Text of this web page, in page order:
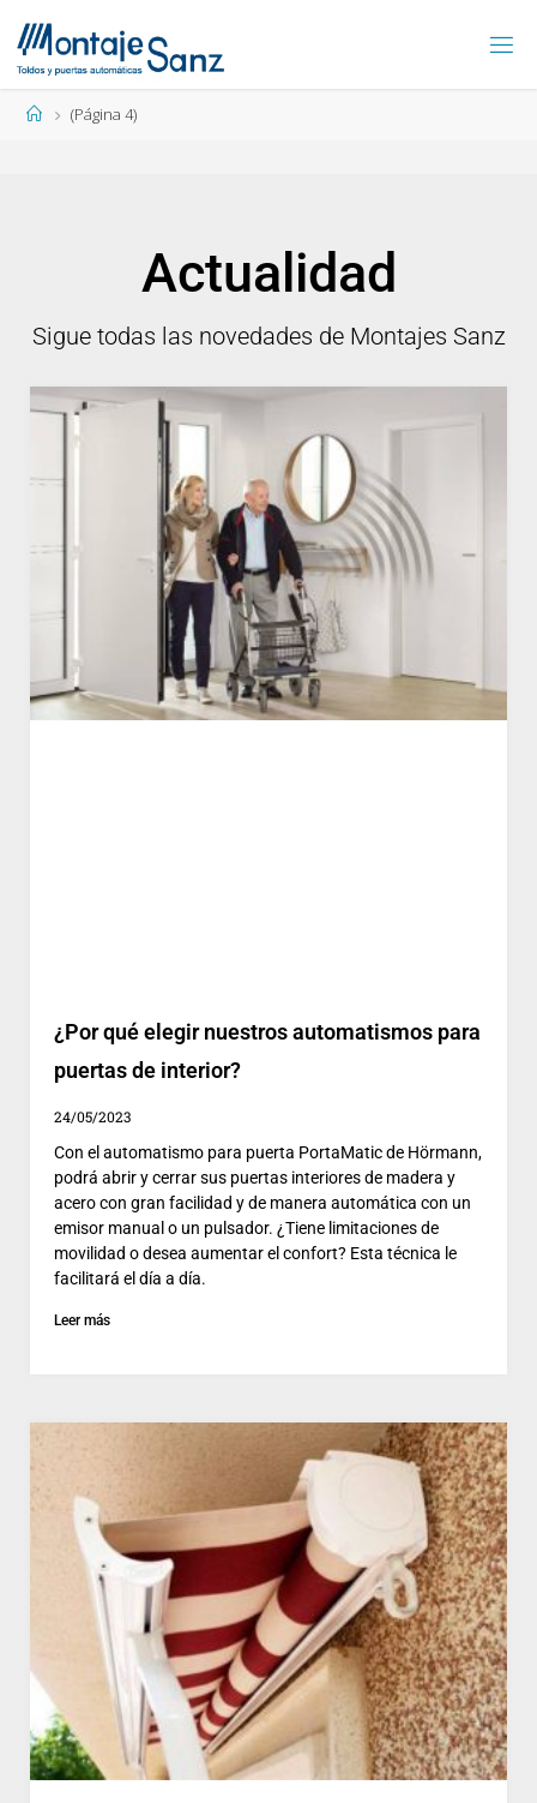
(Página 4)
Actualidad
Sigue todas las novedades de Montajes Sanz
¿Por qué elegir nuestros automatismos para
puertas de interior?
24/05/2023
Con el automatismo para puerta PortaMatic de Hörmann,
podrá abrir y cerrar sus puertas interiores de madera y
acero con gran facilidad y de manera automática con un
emisor manual o un pulsador. ¿Tiene limitaciones de
movilidad o desea aumentar el confort? Esta técnica le
facilitará el día a día.
Leer más